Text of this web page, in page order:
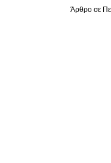
Άρθρο σε